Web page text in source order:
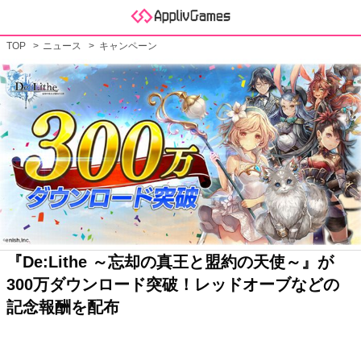
TOP ニュース キャンペーン
『De:Lithe ～忘却の真王と盟約の天使～』が
300万ダウンロード突破！レッドオーブなどの
記念報酬を配布